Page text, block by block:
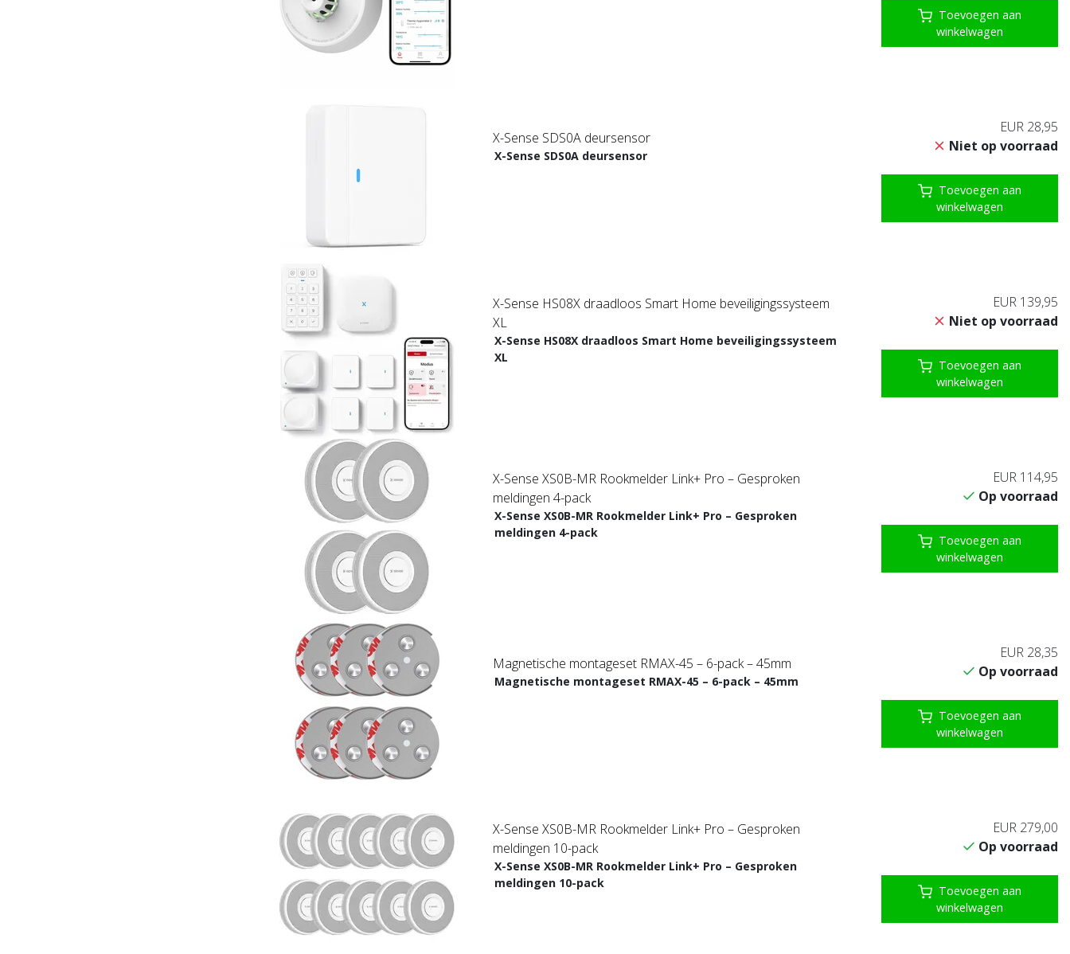
Toevoegen aan
winkelwagen
X-Sense SDS0A deursensor
X-Sense SDS0A deursensor
EUR 28,95
Niet op voorraad
Toevoegen aan
winkelwagen
X-Sense HS08X draadloos Smart Home beveiligingssysteem
XL
X-Sense HS08X draadloos Smart Home beveiligingssysteem
XL
EUR 139,95
Niet op voorraad
Toevoegen aan
winkelwagen
X-Sense XS0B-MR Rookmelder Link+ Pro – Gesproken
meldingen 4-pack
X-Sense XS0B-MR Rookmelder Link+ Pro – Gesproken
meldingen 4-pack
EUR 114,95
Op voorraad
Toevoegen aan
winkelwagen
Magnetische montageset RMAX-45 – 6-pack – 45mm
Magnetische montageset RMAX-45 – 6-pack – 45mm
EUR 28,35
Op voorraad
Toevoegen aan
winkelwagen
X-Sense XS0B-MR Rookmelder Link+ Pro – Gesproken
meldingen 10-pack
X-Sense XS0B-MR Rookmelder Link+ Pro – Gesproken
meldingen 10-pack
EUR 279,00
Op voorraad
Toevoegen aan
winkelwagen